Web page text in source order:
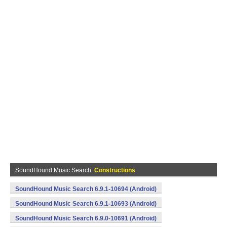
SoundHound Music Search Constructions
SoundHound Music Search 6.9.1-10694 (Android)
SoundHound Music Search 6.9.1-10693 (Android)
SoundHound Music Search 6.9.0-10691 (Android)